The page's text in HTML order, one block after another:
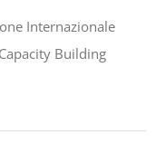
Internazionale
Building